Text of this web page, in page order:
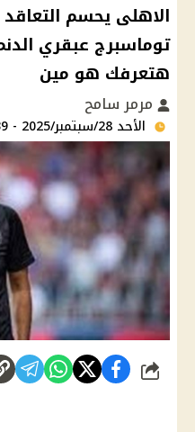
الاهلى يحسم
توماسبرج عبقري
هتعرفك هو مين
مرمر سامح
الأحد 28/سبتمبر/2025 - 12:39 م
شارك